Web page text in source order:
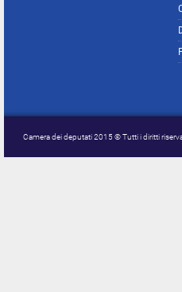
Camera dei deputati 2015 © Tutti i diritti